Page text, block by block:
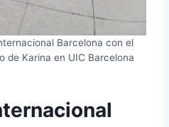
Barcelona con el
de Karina en UIC Barcelona